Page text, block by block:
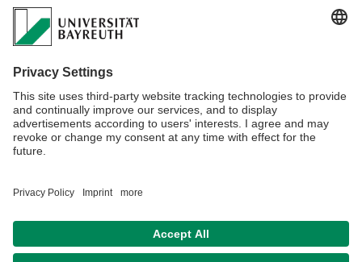
Nach mehreren spannenden Monaten in den USA ist Alex
nun wieder zurück an unserem Lehrstuhl. Während seines
knüpfen, neue Methoden kennenlernen und viele Impulse für
seine Forschung mitbringen. Die Zeit in Amherst,
Massachusetts bot ihm außerdem Gelegenheit, Land und
Kultur hautnah zu erleben und sich fachlich wie persönlich
weiterzuentwickeln. Wir freuen uns sehr, Alex wieder bei
uns zu haben und sind gespannt, wie er seine neuen
Erfahrungen und Ideen nun in laufende Projekte einbringen